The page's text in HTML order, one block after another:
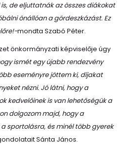
de eljuttatnák az összes diákokat
önállóan a gördeszkázást. Ez
mondta Szabó Péter.
önkormányzati képviselője úgy
ismét egy újabb rendezvény
eseményre jöttem ki, díjakat
nézni. Jó látni, hogy a
kedvelőinek is van lehetőségük a
dolgozom majd, hogy a
sportolásra, és minél több gyerek
Sánta János.